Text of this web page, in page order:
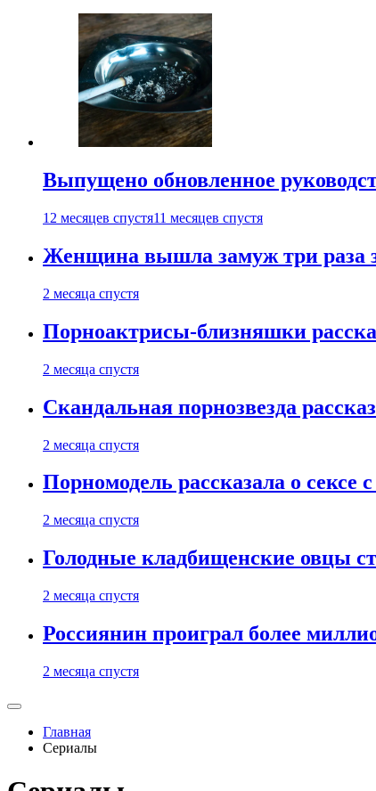
Выпущено обновленное
12 месяцев спустя11 месяцев спустя
Женщина вышла замуж три раза
2 месяца спустя
Порноактрисы-близняшки
2 месяца спустя
Скандальная порнозвезда
2 месяца спустя
Порномодель рассказала о сексе
2 месяца спустя
Голодные кладбищенские овцы
2 месяца спустя
Россиянин проиграл более
2 месяца спустя
Главная
Сериалы